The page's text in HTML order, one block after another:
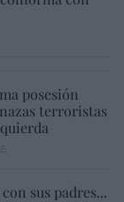
posesión
terroristas
sus padres...